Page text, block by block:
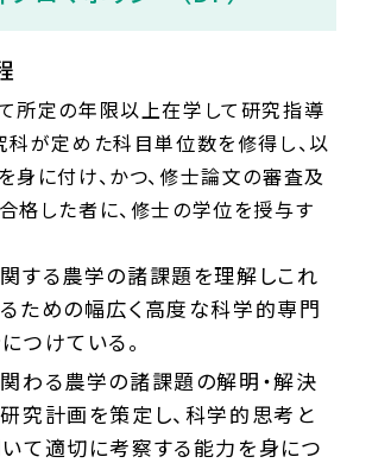
所定の年限以上在学して研究指導
科が定めた科目単位数を修得し、以
身に付け、かつ、修士論文の審査及
格した者に、修士の学位を授与す
する農学の諸課題を理解しこれ
ための幅広く高度な科学的専門
つけている。
わる農学の諸課題の解明・解決
究計画を策定し、科学的思考と
て適切に考察する能力を身につ